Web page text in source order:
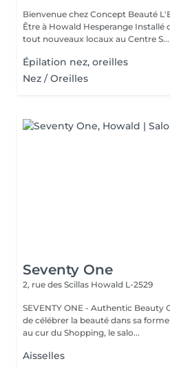
Bienvenue chez Concept Beauté L'Expérience Beauté & Bien-
Être à Howald Hesperange Installé
tout nouveaux locaux au Centre S...
Épilation nez, oreilles
Nez / Oreilles
Seventy One
2, rue des Scillas Howald L-2529
SEVENTY ONE - Authentic Beauty
de célébrer la beauté dans sa
au cur du Shopping, le salo...
Aisselles